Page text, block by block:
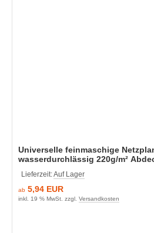
Universelle feinmaschige
wasserdurchlässig 220g/m²
Lieferzeit:Auf Lager
ab 5,94 EUR
inkl. 19 % MwSt. zzgl. Versandkosten